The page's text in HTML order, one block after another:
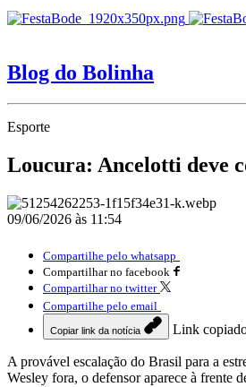
Blog do Bolinha
Esporte
Loucura: Ancelotti deve
09/06/2026 às 11:54
Compartilhe pelo whatsapp
Compartilhar no facebook
Compartilhar no twitter
Compartilhe pelo email
Copiar link da notícia Link
A provável escalação do Brasil para a
Wesley fora, o defensor aparece à frente